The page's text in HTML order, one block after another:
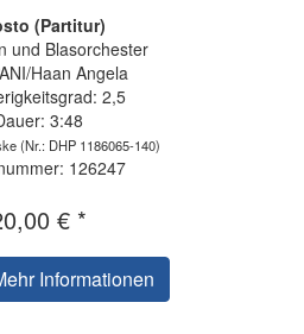
(Partitur)
und Blasorchester
Haan Angela
2,5
3:48
(Nr.: DHP 1186065-140)
126247
€ *
Informationen